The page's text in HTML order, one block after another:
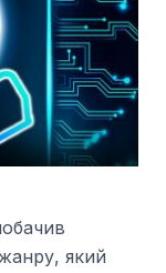
який